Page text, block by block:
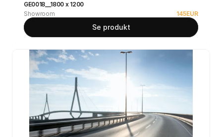
GE0018__1800 x 1200
Showroom
145EUR
Se produkt